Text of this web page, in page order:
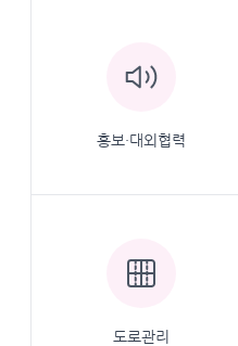
홍보·대외협력
도로관리